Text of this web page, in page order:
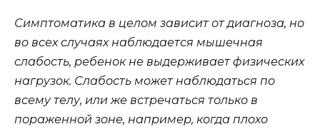
Симптоматика в целом зависит от диагноза, но
во всех случаях наблюдается мышечная
слабость, ребенок не выдерживает физических
нагрузок. Слабость может наблюдаться по
всему телу, или же встречаться только в
пораженной зоне, например, когда плохо